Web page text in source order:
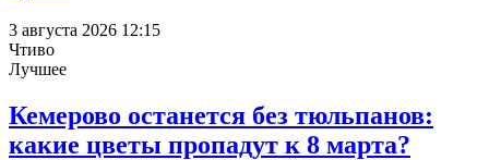
3 августа 2026 12:15
Чтиво
Лучшее
Кемерово останется без тюльпанов:
какие цветы пропадут к 8 марта?